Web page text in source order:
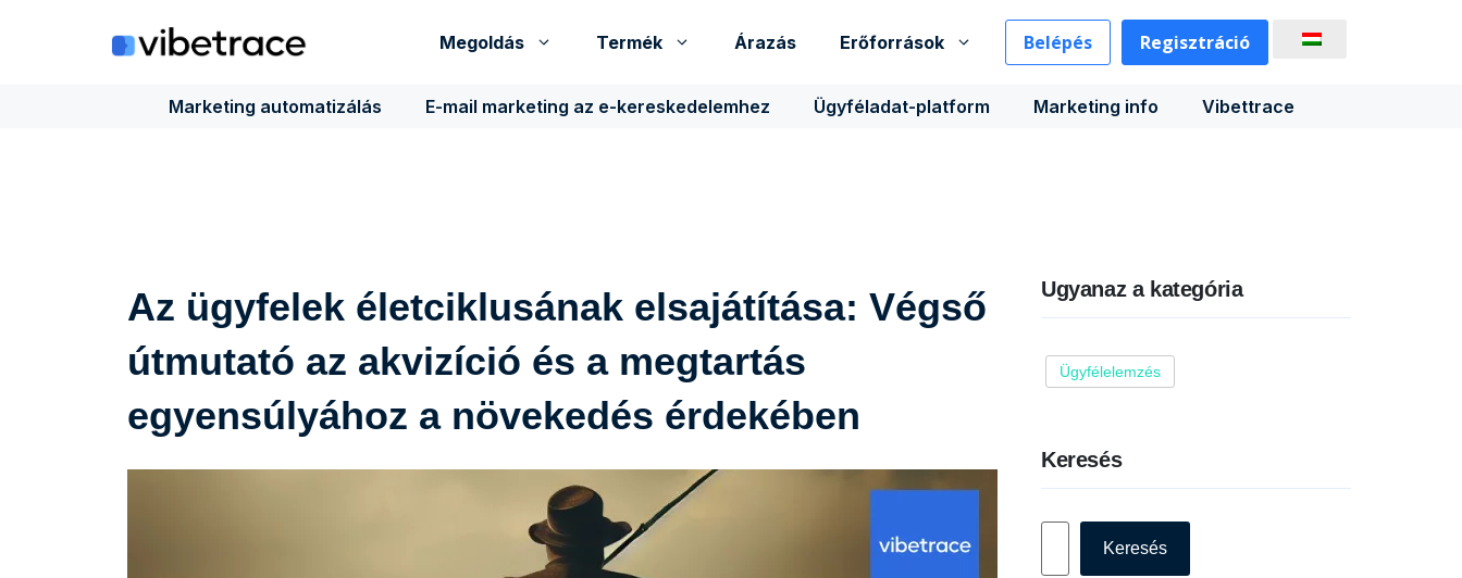
Megoldás Termék Árazás Erőforrások Belépés Regisztráció
Marketing automatizálás E-mail marketing az e-kereskedelemhez Ügyféladat-platform Marketing info Vibettrace
Az ügyfelek életciklusának elsajátítása: Végső
útmutató az akvizíció és a megtartás
egyensúlyához a növekedés érdekében
Ugyanaz a kategória
Ügyfélelemzés
Keresés
Keresés